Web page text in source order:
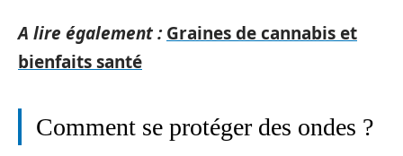
A lire également : Graines de cannabis et
bienfaits santé
Comment se protéger des ondes ?